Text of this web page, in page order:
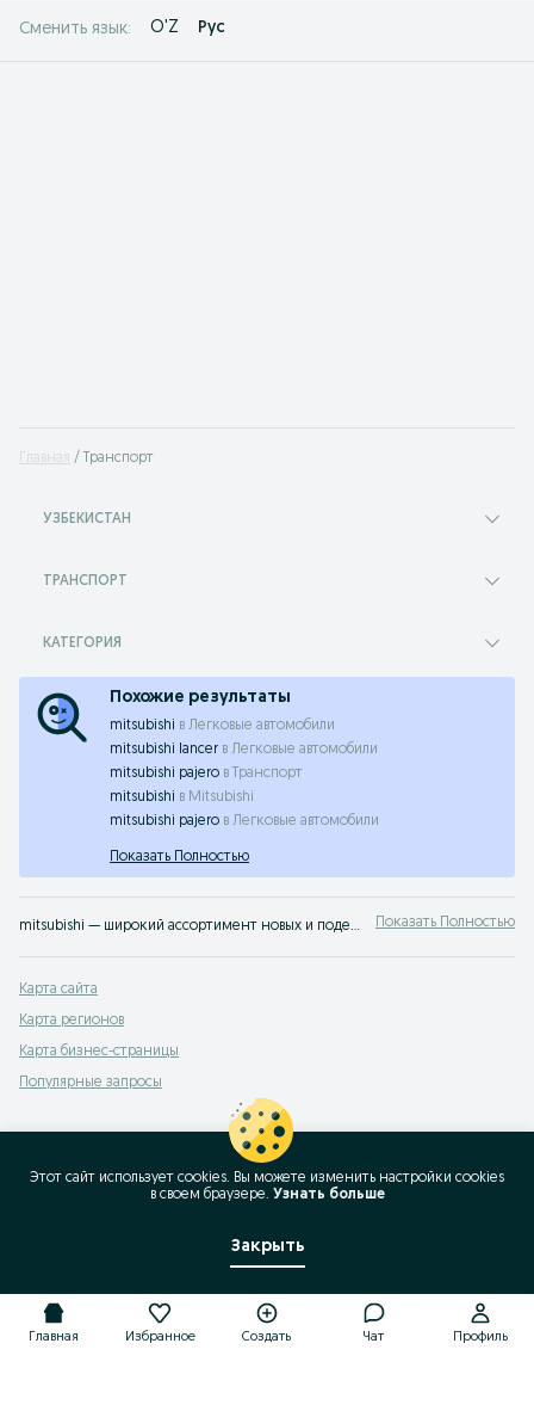
Сменить язык: O'Z Рус
Главная Транспорт
УЗБЕКИСТАН
ТРАНСПОРТ
КАТЕГОРИЯ
Похожие результаты
mitsubishi в Легковые автомобили
mitsubishi lancer в Легковые автомобили
mitsubishi pajero в
Транспорт
mitsubishi в Mitsubishi
mitsubishi pajero в Легковые автомобили
Показать Полностью
mitsubishi — широкий ассортимент новых и подержанных транспортных средств в Узбекистане ✔️ Выгодные предложения и актуальные цены ⭐ Продавайте или покупайте транспорт легко с OLX.uz Показать Полностью
Карта сайта
Карта регионов
Карта бизнес-страницы
Популярные запросы
Главная Избранное Создать Чат Профиль
Этот сайт использует cookies. Вы можете изменить настройки cookies
в своeм браузере. Узнать больше
Закрыть